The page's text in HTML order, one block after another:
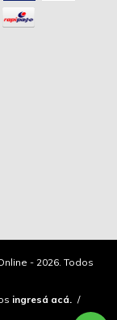
- 2026. Todos
ingresá acá. /